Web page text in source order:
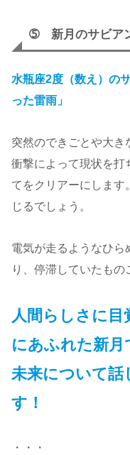
➄ 新月のサビア
水瓶座2度（数え）の
った雷雨」
突然のできごとや大
衝撃によって現状を打
てをクリアーにしま
じるでしょう。
電気が走るようなひら
り、停滞していたもの
人間らしさに
にあふれた新月
未来について
す！
・・・